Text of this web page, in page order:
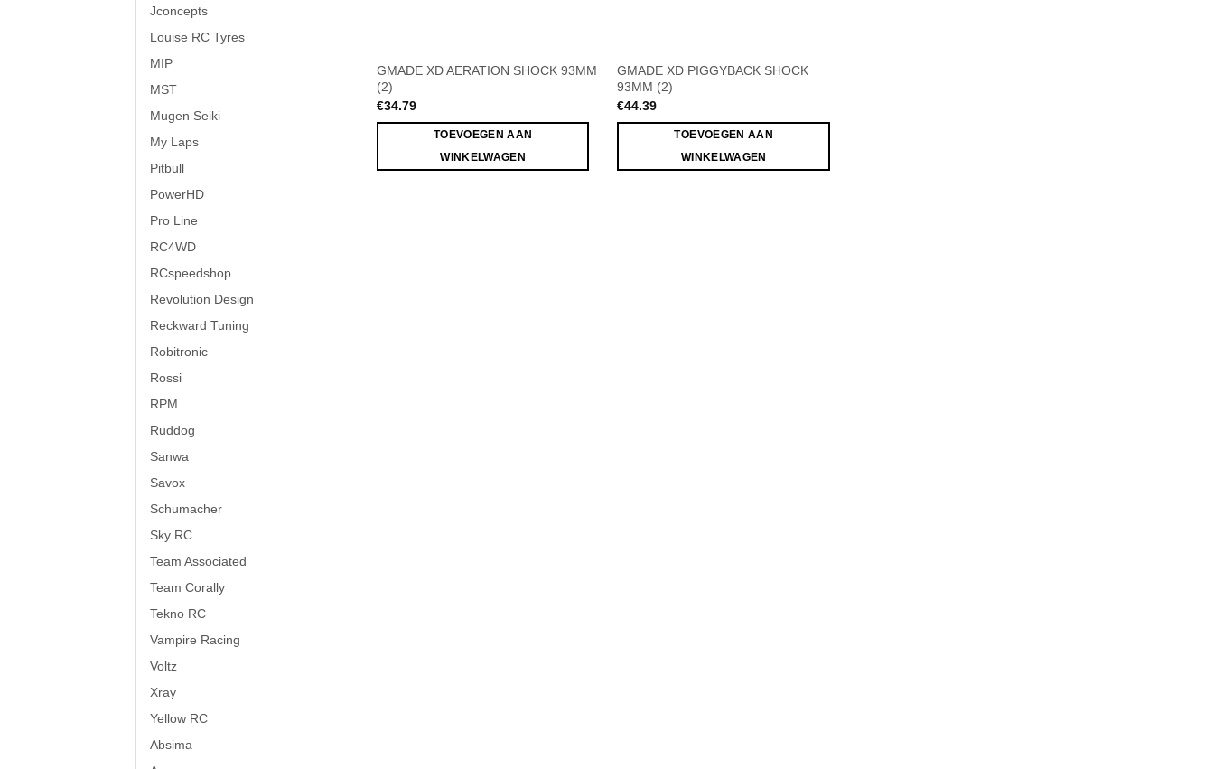
Jconcepts
Louise RC Tyres
MIP
MST
Mugen Seiki
My Laps
Pitbull
PowerHD
Pro Line
RC4WD
RCspeedshop
Revolution Design
Reckward Tuning
Robitronic
Rossi
RPM
Ruddog
Sanwa
Savox
Schumacher
Sky RC
Team Associated
Team Corally
Tekno RC
Vampire Racing
Voltz
Xray
Yellow RC
Absima
GMADE XD AERATION SHOCK 93MM
(2)
€34.79
TOEVOEGEN AAN
WINKELWAGEN
GMADE XD PIGGYBACK SHOCK
93MM (2)
€44.39
TOEVOEGEN AAN
WINKELWAGEN